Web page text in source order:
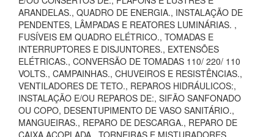
ARANDELAS., QUADRO DE ENERGIA., INSTALAÇÃO DE
PENDENTES, LÂMPADAS E REATORES LUMINÁRIAS. ,
FUSÍVEIS EM QUADRO ELÉTRICO., TOMADAS E
INTERRUPTORES E DISJUNTORES., EXTENSÕES
ELÉTRICAS., CONVERSÃO DE TOMADAS 110/ 220/ 110
VOLTS., CAMPAINHAS., CHUVEIROS E RESISTÊNCIAS.,
VENTILADORES DE TETO., REPAROS HIDRÁULICOS:,
INSTALAÇÃO E/OU REPAROS DE:, SIFÃO SANFONADO
OU COPO, DESENTUPIMENTO DE VASO SANITÁRIO.,
MANGUEIRAS., REPARO DE DESCARGA., REPARO DE
CAIXA ACOPLADA., TORNEIRAS E MISTURADORES. ,